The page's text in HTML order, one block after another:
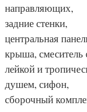
направляющих,
задние стенки,
центральная
крыша, смеситель
лейкой и
душем, сифон,
сборочный